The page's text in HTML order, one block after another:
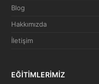
Blog
Hakkımızda
İletişim
EĞİTİMLERİMİZ